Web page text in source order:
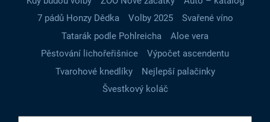
7 pádů Honzy Dědka
Volby 2025
Svařené víno
Tatarák podle Pohlreicha
Aloe vera
Pěstování lichořeřišnice
Výpočet ascendentu
Tvarohové knedlíky
Nejlepší palačinky
Švestkový koláč